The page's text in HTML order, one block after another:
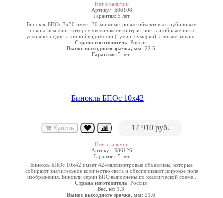
Нет в наличии
Артикул: Б86108
Гарантия: 5 лет
Бинокль БПОс 7х30 имеет 30-миллиметровые объективы с рубиновым
покрытием линз, которое увеличивает контрастность изображения в
условиях недостаточной видимости (туман, сумерки), а также защищ..
Страна изготовитель: Россия
Вынос выходного зрачка, мм: 22.5
Гарантия: 5 лет
Бинокль БПОс 10х42
Купить 17 910 руб.
Нет в наличии
Артикул: Б86126
Гарантия: 5 лет
Бинокль БПОс 10х42 имеет 42-миллиметровые объективы, которые
собирают значительное количество света и обеспечивают широкое поле
изображения. Бинокли серии БПО выполнены по классической схеме..
Страна изготовитель: Россия
Вес, кг: 1.3
Вынос выходного зрачка, мм: 21.6